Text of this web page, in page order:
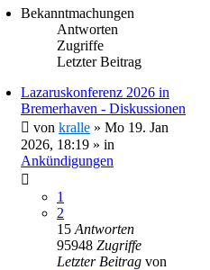
Bekanntmachungen
Antworten
Zugriffe
Letzter Beitrag
Lazaruskonferenz 2026 in
Bremerhaven - Diskussionen
von kralle » Mo 19. Jan
2026, 18:19 » in
Ankündigungen
1
2
15 Antworten
95948 Zugriffe
Letzter Beitrag von